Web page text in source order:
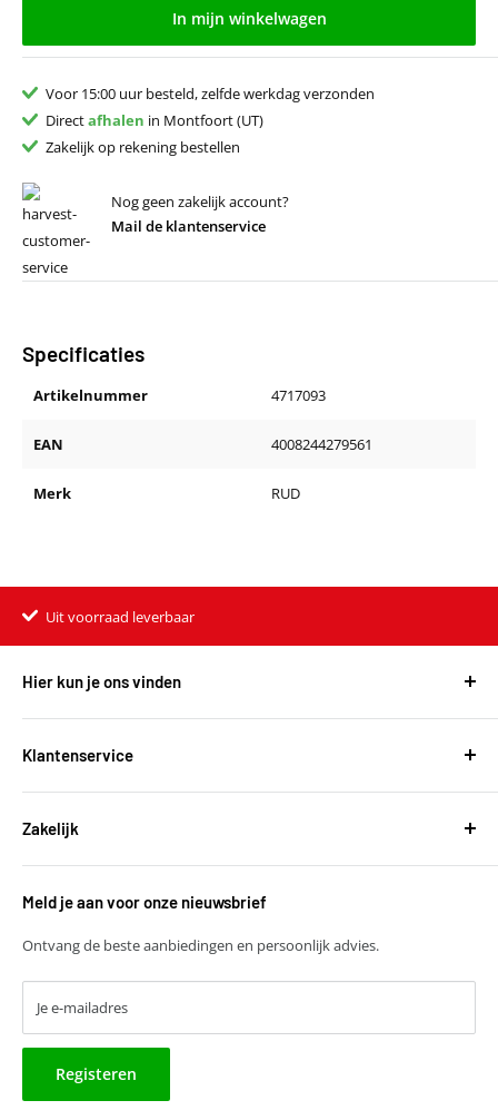
In mijn winkelwagen
Voor 15:00 uur besteld, zelfde werkdag verzonden
Directafhalen in Montfoort (UT)
Zakelijk op rekening bestellen
Nog geen zakelijk account?
Mail de klantenservice
Specificaties
Artikelnummer 4717093
EAN 4008244279561
Merk RUD
Uit voorraad leverbaar
Hier kun je ons vinden
Harvest Automotive B.V.
De Wel 34a
BTW: NL850118931B01
T+31 (0)30 6777775
Everkoop@harvestbv.nl
Klantenservice
Over ons
Bestellen en leveringen
Zakelijk
Zakelijke klant worden
Samenwerkingsmogelijkheden
Meld je aan voor onze nieuwsbrief
Ontvang de beste aanbiedingen en persoonlijk advies.
Je e-mailadres
Registeren